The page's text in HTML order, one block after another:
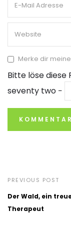
Merke dir
Bitte löse diese
seventy two −
PREVIOUS POST
Der Wald, ein
Therapeut